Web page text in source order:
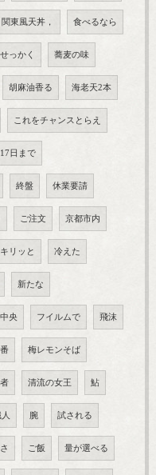
関東風天丼， 食べるなら
せっかく 蕎麦の味
胡麻油香る 海老天2本
これをチャンスとらえ
17日まで
終盤 休業要請
ご注文 京都市内
キリッと 冷えた
新たな
中央 フイルムで 飛沫
梅レモンそば
清流の女王 鮎
腕 試される
ご飯 量が選べる